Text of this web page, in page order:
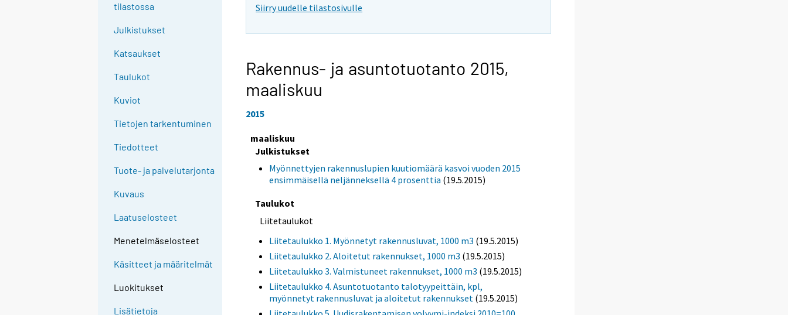
tilastossa
Julkistukset
Katsaukset
Taulukot
Kuviot
Tietojen tarkentuminen
Tiedotteet
Tuote- ja palvelutarjonta
Kuvaus
Laatuselosteet
Menetelmäselosteet
Käsitteet ja määritelmät
Luokitukset
Lisätietoja
Siirry uudelle tilastosivulle
Rakennus- ja asuntotuotanto 2015,
maaliskuu
2015
maaliskuu
Julkistukset
Myönnettyjen rakennuslupien kuutiomäärä kasvoi vuoden 2015
ensimmäisellä neljänneksellä 4 prosenttia (19.5.2015)
Taulukot
Liitetaulukot
Liitetaulukko 1. Myönnetyt rakennusluvat, 1000 m3 (19.5.2015)
Liitetaulukko 2. Aloitetut rakennukset, 1000 m3 (19.5.2015)
Liitetaulukko 3. Valmistuneet rakennukset, 1000 m3 (19.5.2015)
Liitetaulukko 4. Asuntotuotanto talotyypeittäin, kpl,
myönnetyt rakennusluvat ja aloitetut rakennukset (19.5.2015)